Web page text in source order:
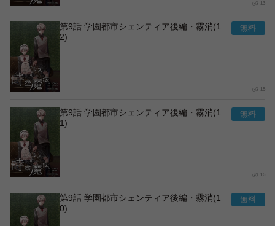
13
第9話 学園都市シェンティア後編・霧消(1
2)
15
第9話 学園都市シェンティア後編・霧消(1
1)
15
第9話 学園都市シェンティア後編・霧消(1
0)